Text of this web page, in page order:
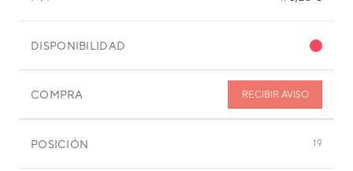
DISPONIBILIDAD
COMPRA RECIBIR AVISO
POSICIÓN 19